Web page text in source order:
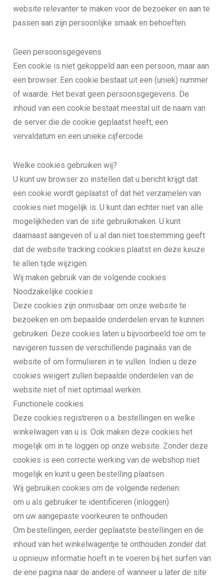
website relevanter te maken voor de bezoeker en aan te
passen aan zijn persoonlijke smaak en behoeften.
Geen persoonsgegevens
Een cookie is niet gekoppeld aan een persoon, maar aan
een browser. Een cookie bestaat uit een (uniek) nummer
of waarde. Het bevat geen persoonsgegevens. De
inhoud van een cookie bestaat meestal uit de naam van
de server die de cookie geplaatst heeft, een
vervaldatum en een unieke cijfercode.
Welke cookies gebruiken wij?
U kunt uw browser zo instellen dat u bericht krijgt dat
een cookie wordt geplaatst of dat het verzamelen van
cookies niet mogelijk is. U kunt dan echter niet van alle
mogelijkheden van de site gebruikmaken. U kunt
daarnaast aangeven of u al dan niet toestemming geeft
dat de website tracking cookies plaatst en deze keuze
te allen tijde wijzigen.
Wij maken gebruik van de volgende cookies:
Noodzakelijke cookies
Deze cookies zijn onmisbaar om onze website te
bezoeken en om bepaalde onderdelen ervan te kunnen
gebruiken. Deze cookies laten u bijvoorbeeld toe om te
navigeren tussen de verschillende paginaâs van de
website of om formulieren in te vullen. Indien u deze
cookies weigert zullen bepaalde onderdelen van de
website niet of niet optimaal werken.
Functionele cookies
Deze cookies registreren o.a. bestellingen en welke
winkelwagen van u is. Ook maken deze cookies het
mogelijk om in te loggen op onze website. Zonder deze
cookies is een correcte werking van de webshop niet
mogelijk en kunt u geen bestelling plaatsen.
Wij gebruiken cookies om de volgende redenen:
om u als gebruiker te identificeren (inloggen)
om uw aangepaste voorkeuren te onthouden
Om bestellingen, eerder geplaatste bestellingen en de
inhoud van het winkelwagentje te onthouden zonder dat
u opnieuw informatie hoeft in te voeren bij het surfen van
de ene pagina naar de andere of wanneer u later de site